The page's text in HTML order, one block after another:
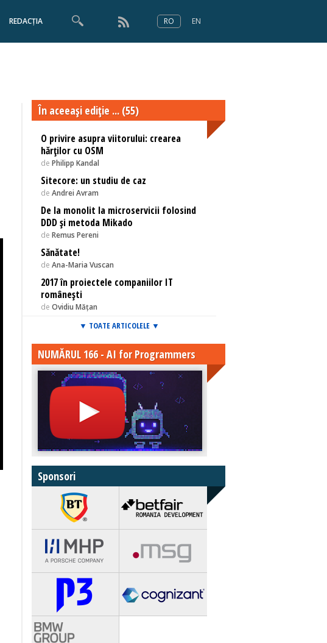
REDACȚIA RO EN
În aceeaşi ediţie ... (55)
O privire asupra viitorului: crearea
hărţilor cu OSM
de Philipp Kandal
Sitecore: un studiu de caz
de Andrei Avram
De la monolit la microservicii folosind
DDD și metoda Mikado
de Remus Pereni
Sănătate!
de Ana-Maria Vuscan
2017 în proiectele companiilor IT
românești
de Ovidiu Mățan
▼ TOATE ARTICOLELE ▼
NUMĂRUL 166 - AI for Programmers
Sponsori